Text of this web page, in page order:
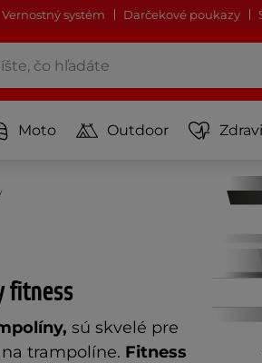
Vernostný systém Darčekové poukazy
Moto Outdoor
fitness
sú skvelé pre
trampolíne. Fitness